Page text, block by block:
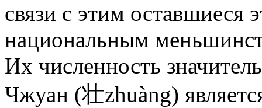
связи с этим оставшиеся
национальным
Их численность
Чжуан (壮zhuàng)